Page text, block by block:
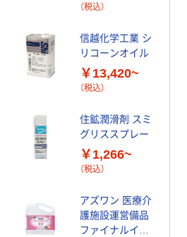
（税込）
信越化学工業 シ
リコーンオイル
￥13,420~
（税込）
住鉱潤滑剤 スミ
グリススプレー
￥1,266~
（税込）
アズワン 医療介
護施設運営備品
ファイナルイン